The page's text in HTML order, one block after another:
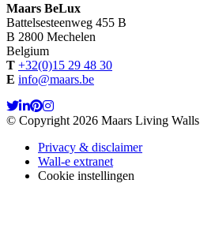
Maars BeLux
Battelsesteenweg 455 B
B 2800 Mechelen
Belgium
T +32(0)15 29 48 30
E info@maars.be
© Copyright 2026 Maars Living Walls
Privacy & disclaimer
Wall-e extranet
Cookie instellingen